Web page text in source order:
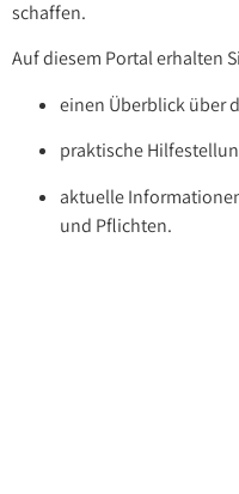
schaffen.
Auf diesem Portal erhalten
einen Überblick über
praktische
aktuelle
und Pflichten.